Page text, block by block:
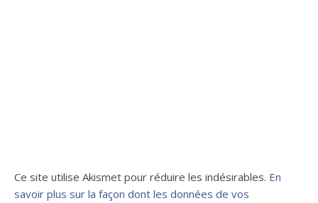
Ce site utilise Akismet pour réduire les indésirables. En
savoir plus sur la façon dont les données de vos